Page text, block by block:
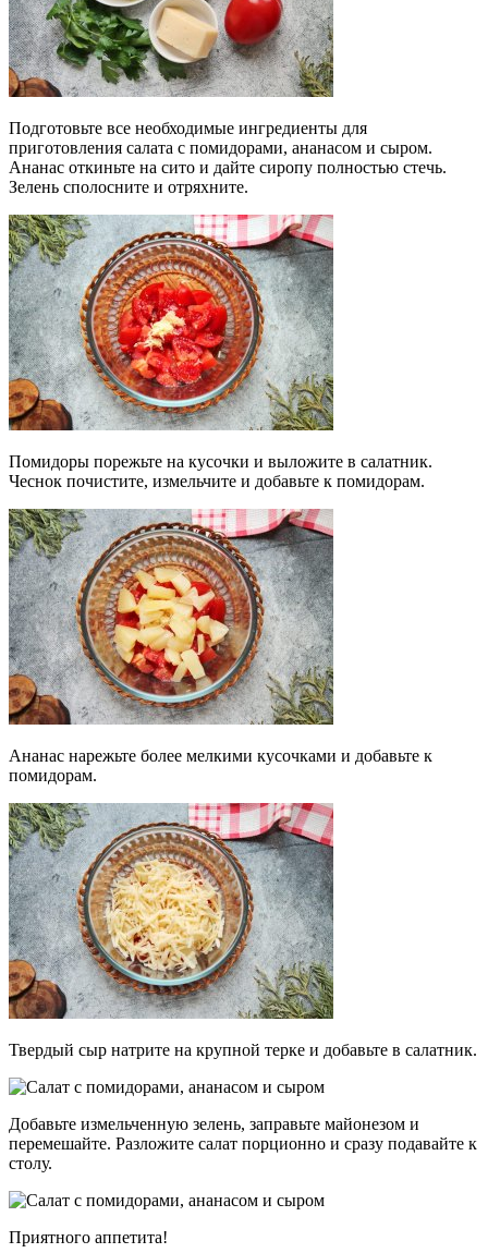
Подготовьте все необходимые ингредиенты для
приготовления салата с помидорами, ананасом и сыром.
Ананас откиньте на сито и дайте сиропу полностью стечь.
Зелень сполосните и отряхните.
Помидоры порежьте на кусочки и выложите в салатник.
Чеснок почистите, измельчите и добавьте к помидорам.
Ананас нарежьте более мелкими кусочками и добавьте к
помидорам.
Твердый сыр натрите на крупной терке и добавьте в салатник.
Добавьте измельченную зелень, заправьте майонезом и
перемешайте. Разложите салат порционно и сразу подавайте к
столу.
Приятного аппетита!